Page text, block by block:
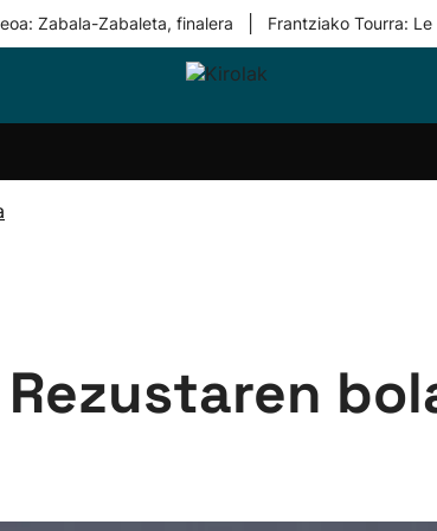
Zabala-Zabaleta, finalera Frantziako Tourra:
Taldeak